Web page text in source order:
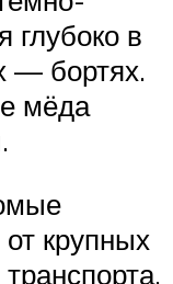
глубоко в
— бортях.
мёда
крупных